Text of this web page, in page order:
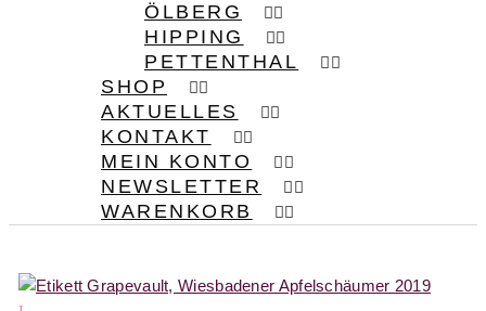
ÖLBERG
HIPPING
PETTENTHAL
SHOP
AKTUELLES
KONTAKT
MEIN KONTO
NEWSLETTER
WARENKORB